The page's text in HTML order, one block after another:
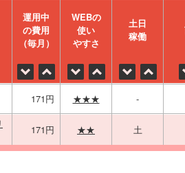
運⽤中
の費⽤
（毎⽉）
WEBの
使い
やすさ
⼟⽇
稼働
171円 ★★★ -
171円 ★★ 土